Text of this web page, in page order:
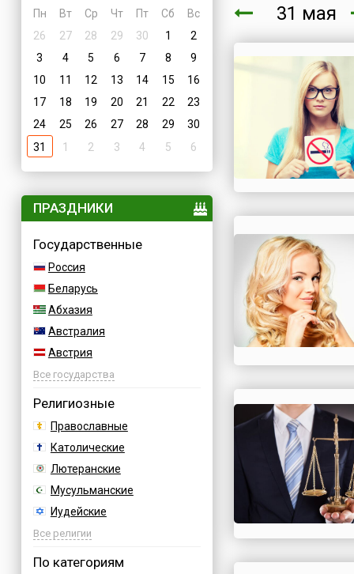
Пн
Вт Ср Чт Пт Сб
Вс
26
27 28 29 30 1
2
3
4 5 6 7 8
9
10
11 12 13 14 15
16
17
18 19 20 21 22
23
24
25 26 27 28 29
30
31
1 2 3 4 5 6
ПРАЗДНИКИ
Государственные
Россия
Беларусь
Абхазия
Австралия
Австрия
Азербайджан
Босния
Все государства
Религиозные
Православные
Католические
Лютеранские
Мусульманские
Иудейские
Буддийские
Все религии
По категориям
31 мая